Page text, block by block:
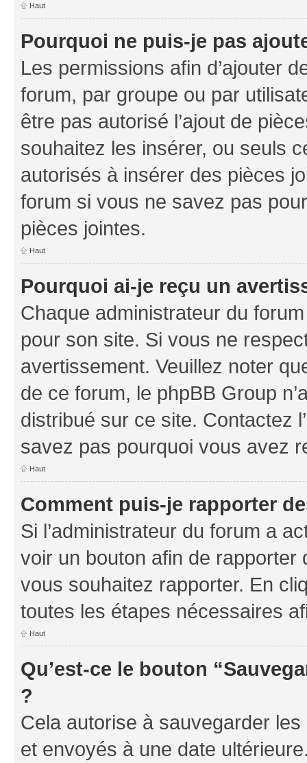
Haut
Pourquoi ne puis-je pas
Les permissions afin d’ajouter
forum, par groupe ou par
être pas autorisé l’ajout de
souhaitez les insérer, ou seuls
autorisés à insérer des pièces
forum si vous ne savez pas
pièces jointes.
Haut
Pourquoi ai-je reçu un
Chaque administrateur du
pour son site. Si vous ne
avertissement. Veuillez noter
de ce forum, le phpBB Group
distribué sur ce site. Contactez
savez pas pourquoi vous avez
Haut
Comment puis-je rapporter
Si l’administrateur du forum a
voir un bouton afin de
vous souhaitez rapporter. En
toutes les étapes nécessaires
Haut
Qu’est-ce le bouton
?
Cela autorise à sauvegarder
et envoyés à une date